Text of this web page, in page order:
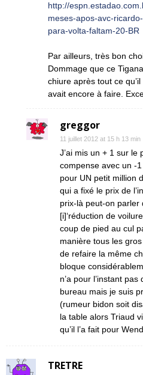
http://
meses-apos-avc-
para-volta-faltam-20-BR
Par ailleurs, très bon
Dommage que ce
chiure après tout ce
avait encore à faire.
greggor
11 juillet 2012 at 15 h 13 min
J’ai mis un + 1 sur le
compense avec un -
pour UN petit million
qui a fixé le prix de
prix-là peut-on parler
[i]‘réduction de
coup de pied au cul
manière tous les
de refaire la même
bloque
n’a pour l’instant
bureau mais je suis
(rumeur bidon soit
la table alors Triaud
qu’il l’a fait pour
TRETRE